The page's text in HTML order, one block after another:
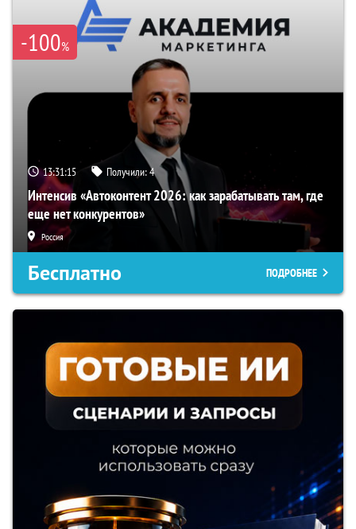
-100%
13:31:14 Получили:4
Интенсив «Автоконтент 2026: как зарабатывать там, где
еще нет конкурентов»
Россия
Бесплатно ПОДРОБНЕЕ